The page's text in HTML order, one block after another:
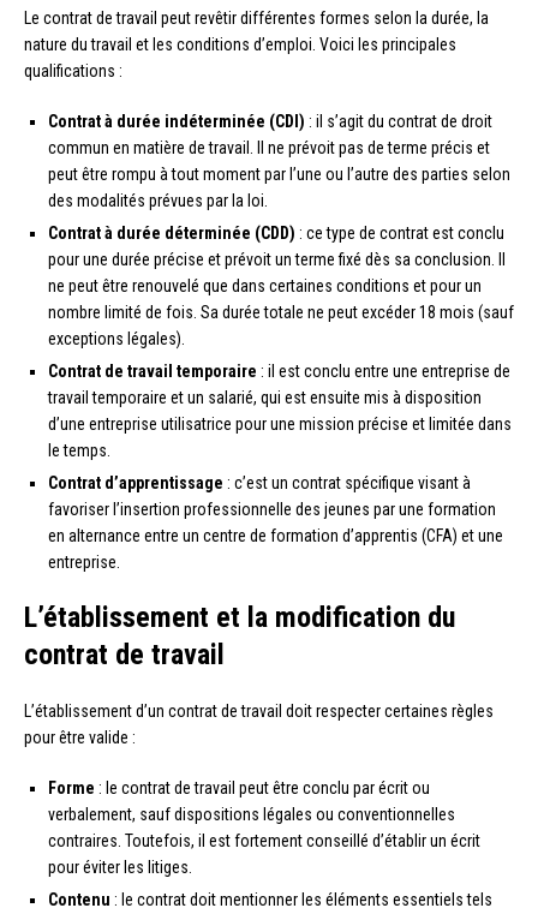
Le contrat de travail peut revêtir différentes formes selon la durée, la
nature du travail et les conditions d’emploi. Voici les principales
qualifications :
Contrat à durée indéterminée (CDI) : il s’agit du contrat de droit
commun en matière de travail. Il ne prévoit pas de terme précis et
peut être rompu à tout moment par l’une ou l’autre des parties selon
des modalités prévues par la loi.
Contrat à durée déterminée (CDD) : ce type de contrat est conclu
pour une durée précise et prévoit un terme fixé dès sa conclusion. Il
ne peut être renouvelé que dans certaines conditions et pour un
nombre limité de fois. Sa durée totale ne peut excéder 18 mois (sauf
exceptions légales).
Contrat de travail temporaire : il est conclu entre une entreprise de
travail temporaire et un salarié, qui est ensuite mis à disposition
d’une entreprise utilisatrice pour une mission précise et limitée dans
le temps.
Contrat d’apprentissage : c’est un contrat spécifique visant à
favoriser l’insertion professionnelle des jeunes par une formation
en alternance entre un centre de formation d’apprentis (CFA) et une
entreprise.
L’établissement et la modification du
contrat de travail
L’établissement d’un contrat de travail doit respecter certaines règles
pour être valide :
Forme : le contrat de travail peut être conclu par écrit ou
verbalement, sauf dispositions légales ou conventionnelles
contraires. Toutefois, il est fortement conseillé d’établir un écrit
pour éviter les litiges.
Contenu : le contrat doit mentionner les éléments essentiels tels